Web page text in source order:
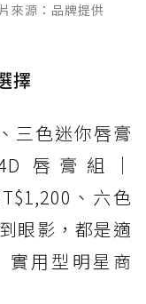
來源：品牌提供
擇
三色迷你唇膏
唇膏組｜
、六色
眼影，都是適
實用型明星商